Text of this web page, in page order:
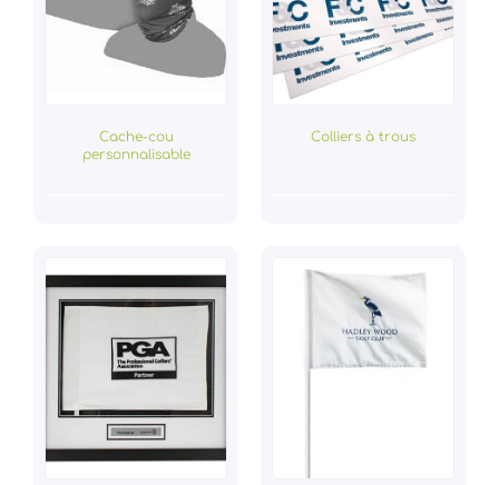
Cache-cou
personnalisable
Colliers à trous